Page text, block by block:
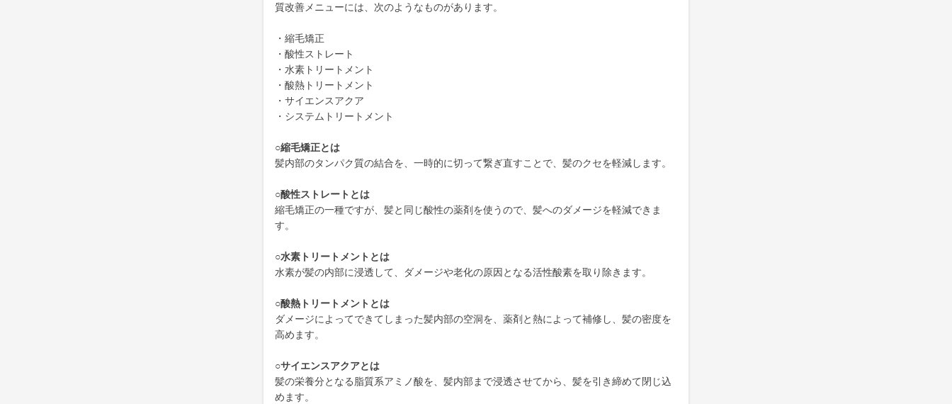
質改善メニューには、次のようなものがあります。
・縮毛矯正
・酸性ストレート
・水素トリートメント
・酸熱トリートメント
・サイエンスアクア
・システムトリートメント
○縮毛矯正とは
髪内部のタンパク質の結合を、一時的に切って繋ぎ直すことで、髪のクセを軽減します。
○酸性ストレートとは
縮毛矯正の一種ですが、髪と同じ酸性の薬剤を使うので、髪へのダメージを軽減できま
す。
○水素トリートメントとは
水素が髪の内部に浸透して、ダメージや老化の原因となる活性酸素を取り除きます。
○酸熱トリートメントとは
ダメージによってできてしまった髪内部の空洞を、薬剤と熱によって補修し、髪の密度を
高めます。
○サイエンスアクアとは
髪の栄養分となる脂質系アミノ酸を、髪内部まで浸透させてから、髪を引き締めて閉じ込
めます。